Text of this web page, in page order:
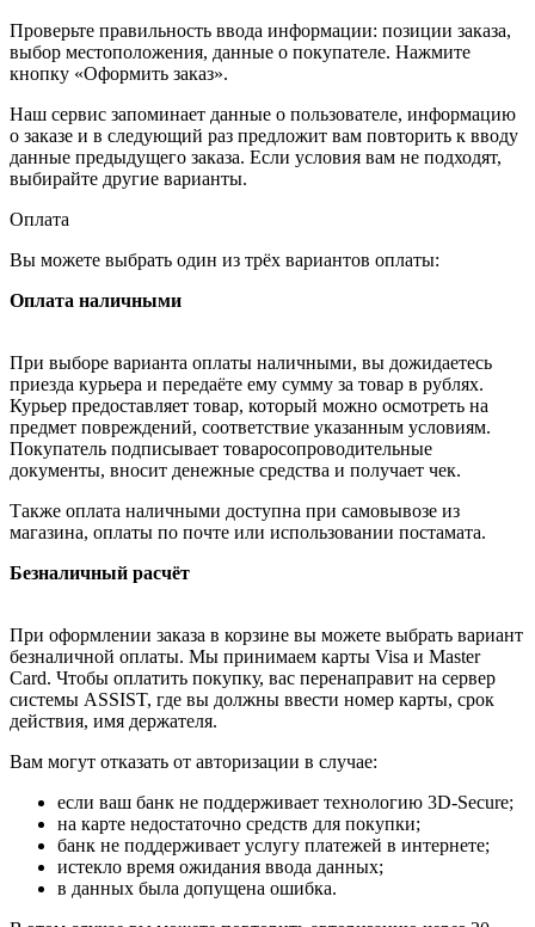
Проверьте правильность ввода информации: позиции заказа,
выбор местоположения, данные о покупателе. Нажмите
кнопку «Оформить заказ».
Наш сервис запоминает данные о пользователе, информацию
о заказе и в следующий раз предложит вам повторить к вводу
данные предыдущего заказа. Если условия вам не подходят,
выбирайте другие варианты.
Оплата
Вы можете выбрать один из трёх вариантов оплаты:
Оплата наличными
При выборе варианта оплаты наличными, вы дожидаетесь
приезда курьера и передаёте ему сумму за товар в рублях.
Курьер предоставляет товар, который можно осмотреть на
предмет повреждений, соответствие указанным условиям.
Покупатель подписывает товаросопроводительные
документы, вносит денежные средства и получает чек.
Также оплата наличными доступна при самовывозе из
магазина, оплаты по почте или использовании постамата.
Безналичный расчёт
При оформлении заказа в корзине вы можете выбрать вариант
безналичной оплаты. Мы принимаем карты Visa и Master
Card. Чтобы оплатить покупку, вас перенаправит на сервер
системы ASSIST, где вы должны ввести номер карты, срок
действия, имя держателя.
Вам могут отказать от авторизации в случае:
если ваш банк не поддерживает технологию 3D-Secure;
на карте недостаточно средств для покупки;
банк не поддерживает услугу платежей в интернете;
истекло время ожидания ввода данных;
в данных была допущена ошибка.